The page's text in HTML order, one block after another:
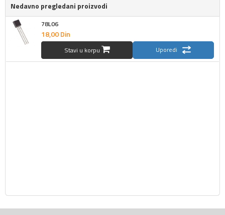
Nedavno pregledani proizvodi
78L06
18,00Din
Stavi u korpu Uporedi